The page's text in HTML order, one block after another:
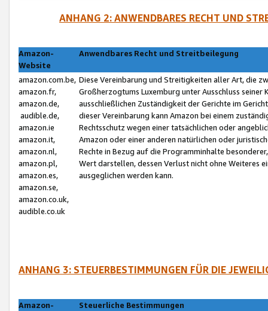
ANHANG 2: ANWENDBARES RECHT UND
Amazon-
Website
Anwendbares Recht und Streitbeilegung
amazon.com.be,
amazon.fr,
amazon.de,
audible.de,
amazon.ie
amazon.it,
amazon.nl,
amazon.pl,
amazon.es,
amazon.se,
amazon.co.uk,
audible.co.uk
Diese Vereinbarung und Streitigkeiten aller Art, die
Großherzogtums Luxemburg unter Ausschluss
ausschließlichen Zuständigkeit der Gerichte im
dieser Vereinbarung kann Amazon bei einem
Rechtsschutz wegen einer tatsächlichen oder
Amazon oder einer anderen natürlichen oder
Rechte in Bezug auf die Programminhalte
Wert darstellen, dessen Verlust nicht ohne Weiteres
ausgeglichen werden kann.
ANHANG 3: STEUERBESTIMMUNGEN FÜR DIE
Amazon-
Steuerliche Bestimmungen